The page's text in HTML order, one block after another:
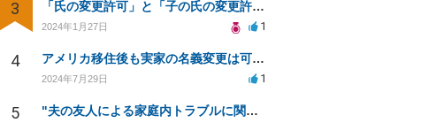
3 「氏の変更許可」と「子の氏の変更許可」を同時に申請できるか
2024年1月27日 1
4 アメリカ移住後も実家の名義変更は可能か？妹夫婦のリスク管理
2024年7月29日 1
5 "夫の友人による家庭内トラブルに関する法的措置について"